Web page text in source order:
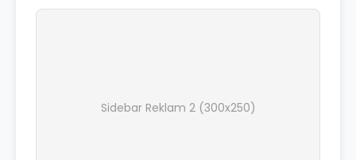
Sidebar Reklam 2 (300x250)